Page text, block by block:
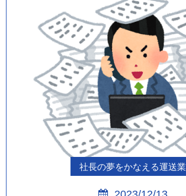
社長の夢をかなえる運送業